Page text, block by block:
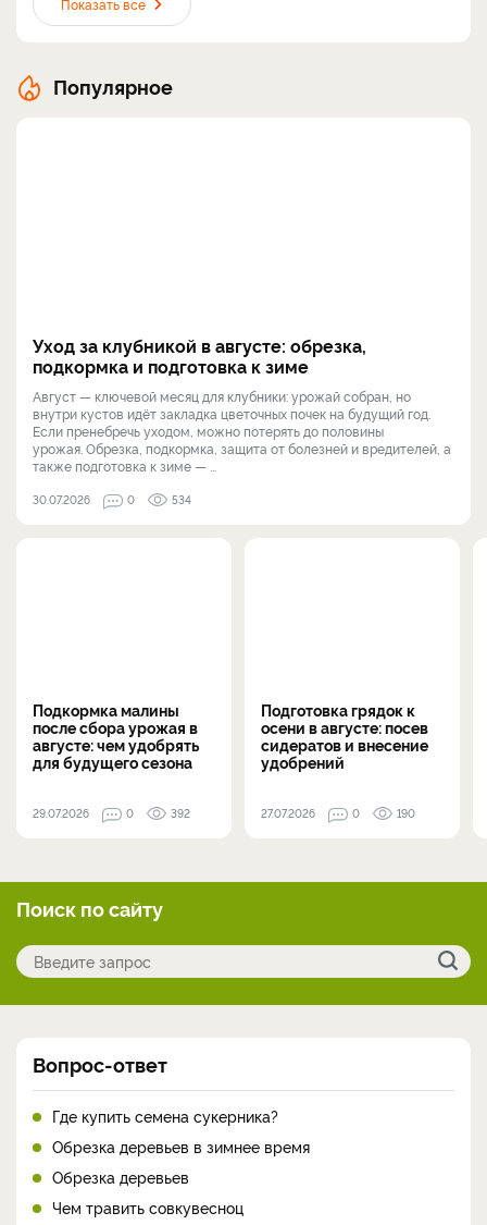
Популярное
Уход за клубникой в августе: обрезка,
подкормка и подготовка к зиме
Август — ключевой месяц для клубники: урожай собран, но
внутри кустов идёт закладка цветочных почек на будущий год.
Если пренебречь уходом, можно потерять до половины
урожая. Обрезка, подкормка, защита от болезней и вредителей, а
также подготовка к зиме — ...
30.07.2026 0 534
Подкормка малины
после сбора урожая в
августе: чем удобрять
для будущего сезона
29.07.2026 0 392
Подготовка грядок к
осени в августе: посев
сидератов и внесение
удобрений
27.07.2026 0 190
Поиск по сайту
Вопрос-ответ
Где купить семена сукерника?
Обрезка деревьев в зимнее время
Обрезка деревьев
Чем травить совкувесноц